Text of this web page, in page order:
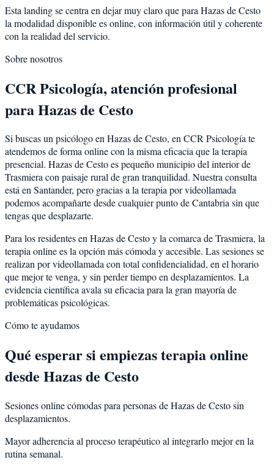
Esta landing se centra en dejar muy claro que para Hazas de Cesto
la modalidad disponible es online, con información útil y coherente
con la realidad del servicio.
Sobre nosotros
CCR Psicología, atención profesional
para Hazas de Cesto
Si buscas un psicólogo en Hazas de Cesto, en CCR Psicología te
atendemos de forma online con la misma eficacia que la terapia
presencial. Hazas de Cesto es pequeño municipio del interior de
Trasmiera con paisaje rural de gran tranquilidad. Nuestra consulta
está en Santander, pero gracias a la terapia por videollamada
podemos acompañarte desde cualquier punto de Cantabria sin que
tengas que desplazarte.
Para los residentes en Hazas de Cesto y la comarca de Trasmiera, la
terapia online es la opción más cómoda y accesible. Las sesiones se
realizan por videollamada con total confidencialidad, en el horario
que mejor te venga, y sin perder tiempo en desplazamientos. La
evidencia científica avala su eficacia para la gran mayoría de
problemáticas psicológicas.
Cómo te ayudamos
Qué esperar si empiezas terapia online
desde Hazas de Cesto
Sesiones online cómodas para personas de Hazas de Cesto sin
desplazamientos.
Mayor adherencia al proceso terapéutico al integrarlo mejor en la
rutina semanal.